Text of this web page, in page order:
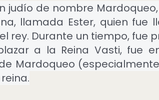
judío de nombre
llamada Ester, quien fue
rey. Durante un tiempo, fue
a la Reina Vasti, fue
Mardoqueo